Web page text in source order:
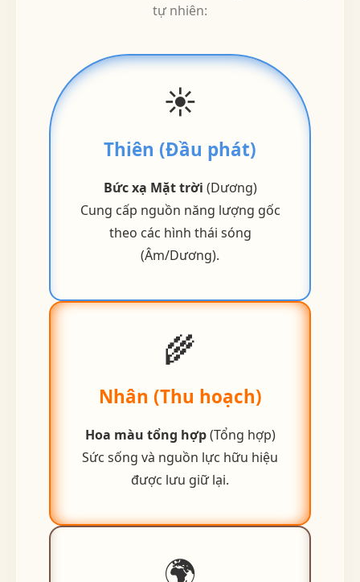
tự nhiên:
☀️
Thiên (Đầu phát)
Bức xạ Mặt trời (Dương)
Cung cấp nguồn năng lượng gốc
theo các hình thái sóng
(Âm/Dương).
🌾
Nhân (Thu hoạch)
Hoa màu tổng hợp(Tổng hợp)
Sức sống và nguồn lực hữu hiệu
được lưu giữ lại.
🌍